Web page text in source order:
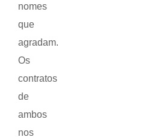
nomes
que
agradam.
Os
contratos
de
ambos
nos